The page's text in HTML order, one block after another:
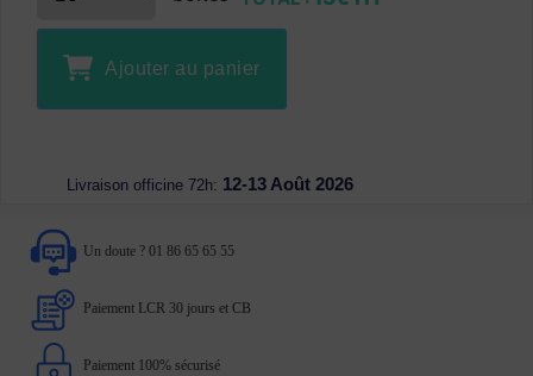
Ajouter au panier
Livraison officine 72h: 12-13 Août 2026
Un doute ? 01 86 65 65 55
Paiement LCR 30 jours et CB
Paiement 100% sécurisé